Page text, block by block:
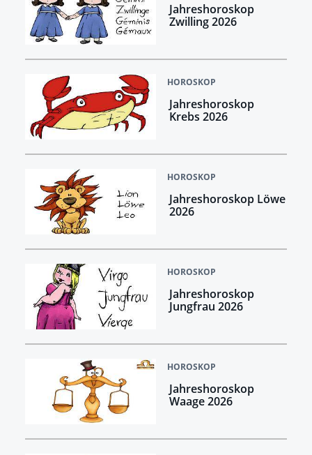
Jahreshoroskop
Zwilling 2026
HOROSKOP
Jahreshoroskop
Krebs 2026
HOROSKOP
Jahreshoroskop Löwe
2026
HOROSKOP
Jahreshoroskop
Jungfrau 2026
HOROSKOP
Jahreshoroskop
Waage 2026